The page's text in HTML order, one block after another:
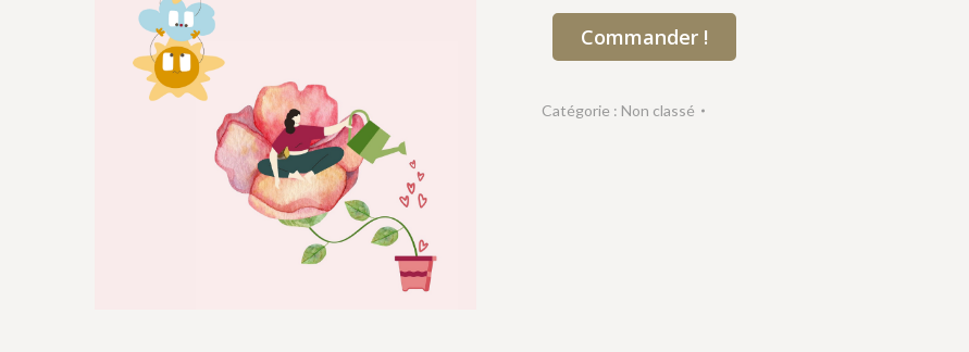
Commander !
Catégorie : Non classé